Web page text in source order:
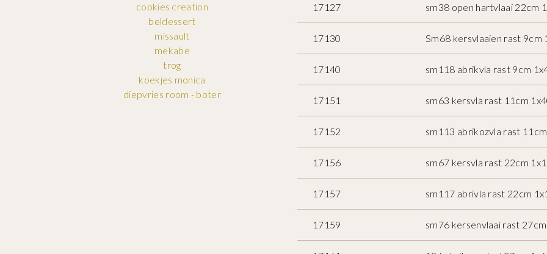
17127 sm38 open hartvlaai 22cm
17130 Sm68 kersvlaaien rast 9cm
17140 sm118 abrikvla rast 9cm
17151 sm63 kersvla rast 11cm
17152 sm113 abrikozvla rast
17156 sm67 kersvla rast 22cm
17157 sm117 abrivla rast 22cm
17159 sm76 kersenvlaai rast
cookies creation
beldessert
missault
mekabe
trog
koekjes monica
diepvries room - boter